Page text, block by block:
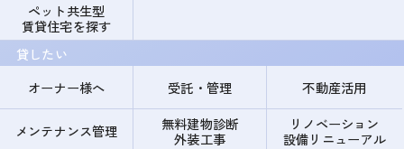
ペット共生型
賃貸住宅を探す
貸したい
オーナー様へ
受託・管理 不動産活用
メンテナンス管理
無料建物診断
外装工事
リノベーション
設備リニューアル